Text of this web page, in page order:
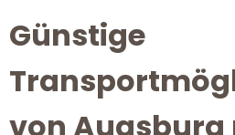
Günstige
von Augsburg